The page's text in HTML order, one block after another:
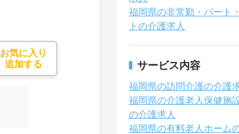
お気に入り
追加する
福岡県の非常勤・パート
トの介護求人
サービス内容
福岡県の訪問介護の介護
福岡県の介護老人保健施
の介護求人
福岡県の有料老人ホーム